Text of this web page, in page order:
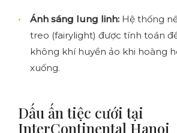
Ánh sáng lung linh: Hệ thống
treo (fairylight) được tính toán
không khí huyền ảo khi hoàng
xuống.
Dấu ấn tiệc cưới tại
InterContinental Hanoi